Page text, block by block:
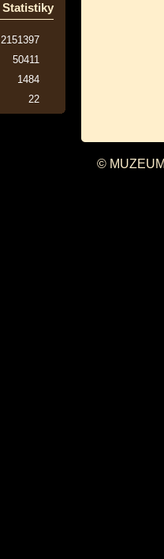
Statistiky
22
2151397
50411
1484
©